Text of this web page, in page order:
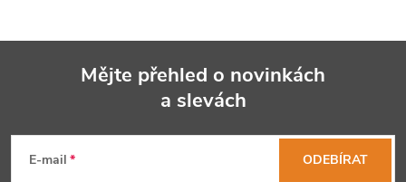
Mějte přehled o novinkách
a slevách
E-mail ODEBÍRAT